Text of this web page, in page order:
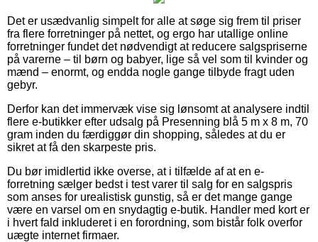
Det er usædvanlig simpelt for alle at søge sig frem til priser
fra flere forretninger på nettet, og ergo har utallige online
forretninger fundet det nødvendigt at reducere salgspriserne
på varerne – til børn og babyer, lige så vel som til kvinder og
mænd – enormt, og endda nogle gange tilbyde fragt uden
gebyr.
Derfor kan det immervæk vise sig lønsomt at analysere indtil
flere e-butikker efter udsalg på Presenning blå 5 m x 8 m, 70
gram inden du færdiggør din shopping, således at du er
sikret at få den skarpeste pris.
Du bør imidlertid ikke overse, at i tilfælde af at en e-
forretning sælger bedst i test varer til salg for en salgspris
som anses for urealistisk gunstig, så er det mange gange
være en varsel om en snydagtig e-butik. Handler med kort er
i hvert fald inkluderet i en forordning, som bistår folk overfor
uægte internet firmaer.